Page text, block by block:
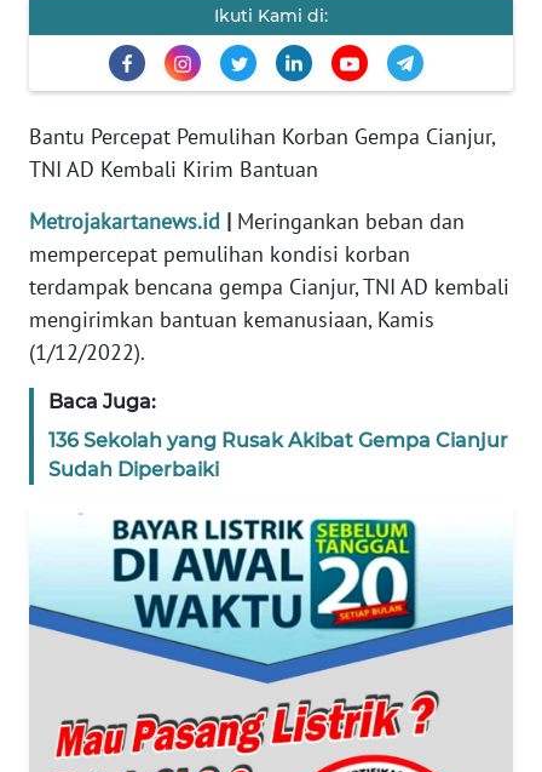
Ikuti Kami di:
Bantu Percepat Pemulihan Korban Gempa Cianjur,
TNI AD Kembali Kirim Bantuan
Metrojakartanews.id | Meringankan beban dan
mempercepat pemulihan kondisi korban
terdampak bencana gempa Cianjur, TNI AD kembali
mengirimkan bantuan kemanusiaan, Kamis
(1/12/2022).
Baca Juga:
136 Sekolah yang Rusak Akibat Gempa Cianjur
Sudah Diperbaiki
PEDOMAN
MEDIA
SIBER
KARIR
DISCLAIMER
Wahana
Regional
SUMUT
JAKARTA
WN